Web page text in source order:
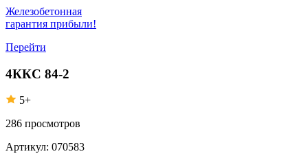
Железобетонная
гарантия прибыли!
Перейти
4ККС 84-2
5+
286 просмотров
Артикул: 070583